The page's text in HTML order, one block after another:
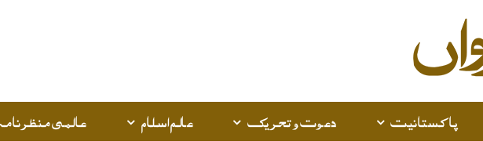
پاکستانیت دعوت و تحریک عالم اسلام عالمی